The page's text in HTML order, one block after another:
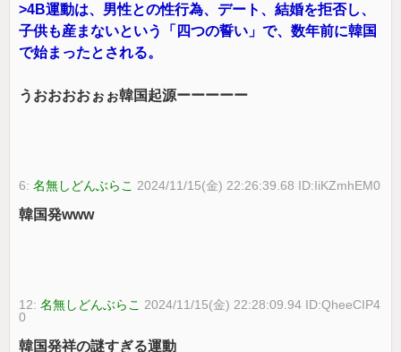
>4B運動は、男性との性行為、デート、結婚を拒否し、
子供も産まないという「四つの誓い」で、数年前に韓国
で始まったとされる。
うおおおおぉぉ韓国起源ーーーーー
6:名無しどんぶらこ 2024/11/15(金) 22:26:39.68 ID:IiKZmhEM0
韓国発www
12:名無しどんぶらこ 2024/11/15(金) 22:28:09.94 ID:QheeCIP4
0
韓国発祥の謎すぎる運動